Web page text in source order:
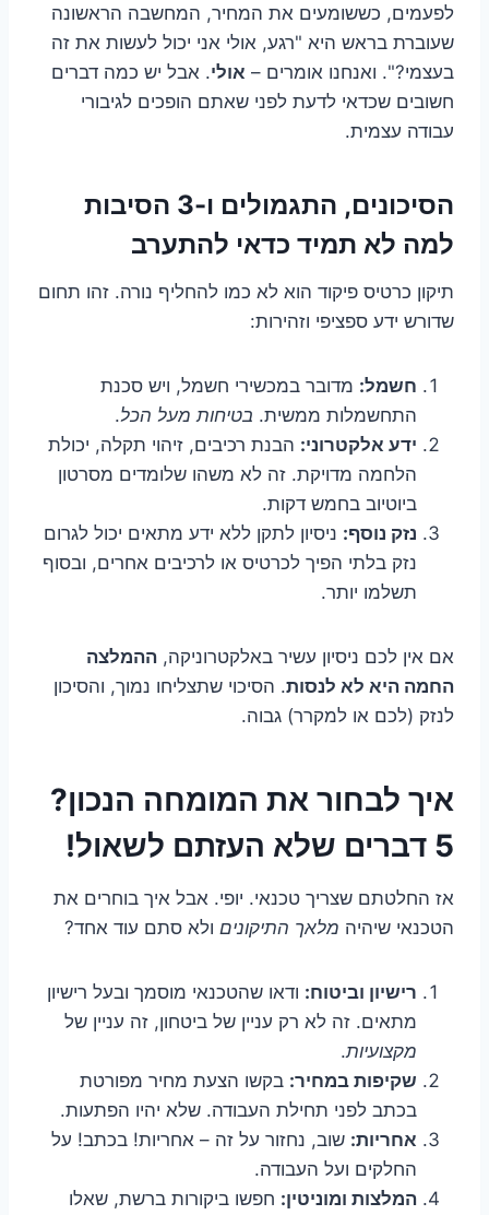
לפעמים, כששומעים את המחיר, המחשבה הראשונה
שעוברת בראש היא "רגע, אולי אני יכול לעשות את זה
בעצמי?". ואנחנו אומרים – אולי. אבל יש כמה דברים
חשובים שכדאי לדעת לפני שאתם הופכים לגיבורי
עבודה עצמית.
הסיכונים, התגמולים ו-3 הסיבות
למה לא תמיד כדאי להתערב
תיקון כרטיס פיקוד הוא לא כמו להחליף נורה. זהו תחום
שדורש ידע ספציפי וזהירות:
חשמל: מדובר במכשירי חשמל, ויש סכנת
התחשמלות ממשית. בטיחות מעל הכל.
ידע אלקטרוני: הבנת רכיבים, זיהוי תקלה, יכולת
הלחמה מדויקת. זה לא משהו שלומדים מסרטון
ביוטיוב בחמש דקות.
נזק נוסף: ניסיון לתקן ללא ידע מתאים יכול לגרום
נזק בלתי הפיך לכרטיס או לרכיבים אחרים, ובסוף
תשלמו יותר.
אם אין לכם ניסיון עשיר באלקטרוניקה, ההמלצה
החמה היא לא לנסות. הסיכוי שתצליחו נמוך, והסיכון
לנזק (לכם או למקרר) גבוה.
איך לבחור את המומחה הנכון?
5 דברים שלא העזתם לשאול!
אז החלטתם שצריך טכנאי. יופי. אבל איך בוחרים את
הטכנאי שיהיה מלאך התיקונים ולא סתם עוד אחד?
רישיון וביטוח: ודאו שהטכנאי מוסמך ובעל רישיון
מתאים. זה לא רק עניין של ביטחון, זה עניין של
מקצועיות.
שקיפות במחיר: בקשו הצעת מחיר מפורטת
בכתב לפני תחילת העבודה. שלא יהיו הפתעות.
אחריות: שוב, נחזור על זה – אחריות! בכתב! על
החלקים ועל העבודה.
המלצות ומוניטין: חפשו ביקורות ברשת, שאלו